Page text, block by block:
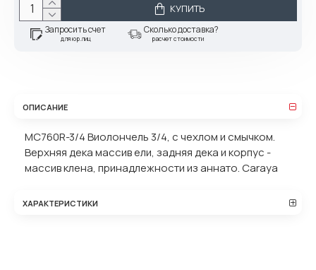
КУПИТЬ
Запросить счет
для юр.лиц
Сколько доставка?
расчет стоимости
ОПИСАНИЕ
MC760R-3/4 Виолончель 3/4, с чехлом и смычком.
Верхняя дека массив ели, задняя дека и корпус -
массив клена, принадлежности из аннато. Caraya
ХАРАКТЕРИСТИКИ